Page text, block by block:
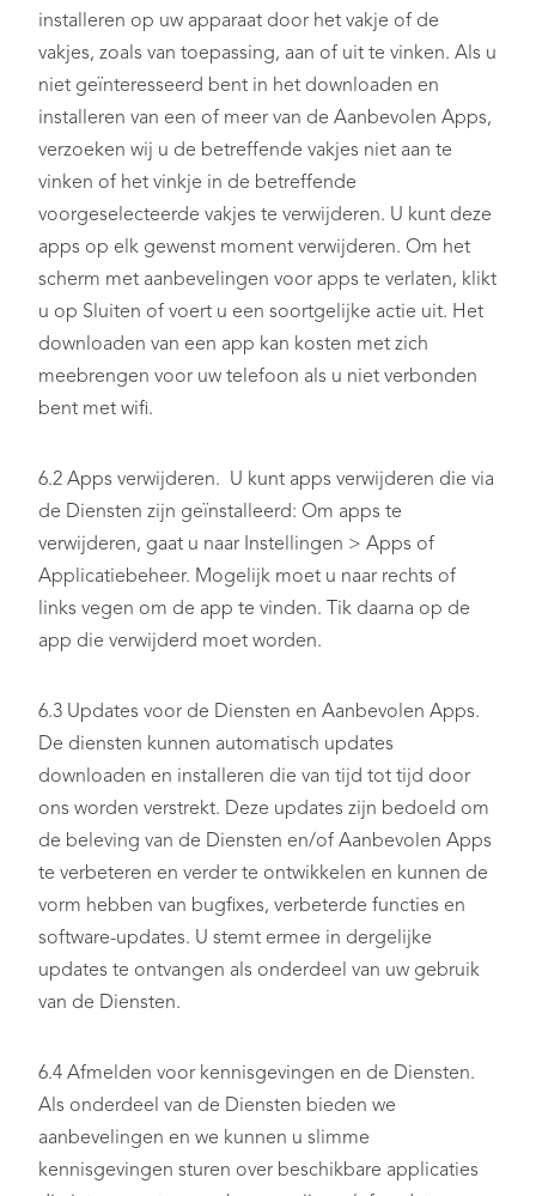
installeren op uw apparaat door het vakje of de
vakjes, zoals van toepassing, aan of uit te vinken. Als u
niet geïnteresseerd bent in het downloaden en
installeren van een of meer van de Aanbevolen Apps,
verzoeken wij u de betreffende vakjes niet aan te
vinken of het vinkje in de betreffende
voorgeselecteerde vakjes te verwijderen. U kunt deze
apps op elk gewenst moment verwijderen. Om het
scherm met aanbevelingen voor apps te verlaten, klikt
u op Sluiten of voert u een soortgelijke actie uit. Het
downloaden van een app kan kosten met zich
meebrengen voor uw telefoon als u niet verbonden
bent met wifi.
6.2 Apps verwijderen. U kunt apps verwijderen die via
de Diensten zijn geïnstalleerd: Om apps te
verwijderen, gaat u naar Instellingen > Apps of
Applicatiebeheer. Mogelijk moet u naar rechts of
links vegen om de app te vinden. Tik daarna op de
app die verwijderd moet worden.
6.3 Updates voor de Diensten en Aanbevolen Apps.
De diensten kunnen automatisch updates
downloaden en installeren die van tijd tot tijd door
ons worden verstrekt. Deze updates zijn bedoeld om
de beleving van de Diensten en/of Aanbevolen Apps
te verbeteren en verder te ontwikkelen en kunnen de
vorm hebben van bugfixes, verbeterde functies en
software-updates. U stemt ermee in dergelijke
updates te ontvangen als onderdeel van uw gebruik
van de Diensten.
6.4 Afmelden voor kennisgevingen en de Diensten.
Als onderdeel van de Diensten bieden we
aanbevelingen en we kunnen u slimme
kennisgevingen sturen over beschikbare applicaties